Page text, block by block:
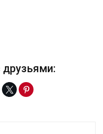
друзьями: